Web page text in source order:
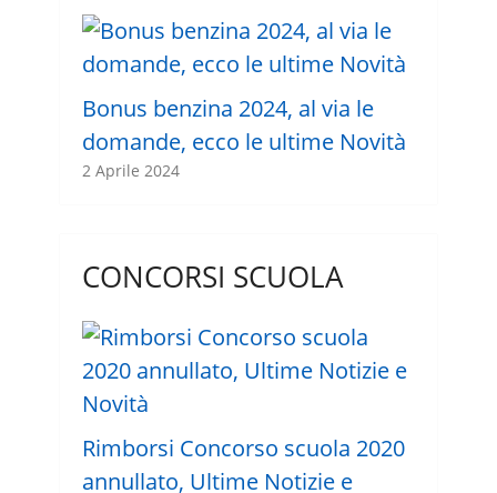
Bonus benzina 2024, al via le
domande, ecco le ultime Novità
2 Aprile 2024
CONCORSI SCUOLA
Rimborsi Concorso scuola 2020
annullato, Ultime Notizie e